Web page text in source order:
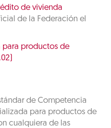
de vivienda
de la Federación el
para productos de
de Competencia
para productos de
cualquiera de las